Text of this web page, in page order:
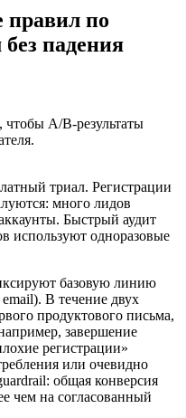
правил по
падения
A/B-результаты
триал. Регистрации
много лидов
Быстрый аудит
используют одноразовые
базовую линию
В течение двух
продуктового письма,
завершение
регистрации»
или очевидно
общая конверсия
чем на согласованный